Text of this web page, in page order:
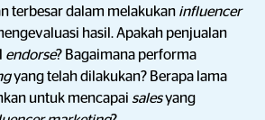
terbesar dalam melakukan influencer
hasil. Apakah penjualan
endorse? Bagaimana performa
yang telah dilakukan? Berapa lama
untuk mencapai salesyang